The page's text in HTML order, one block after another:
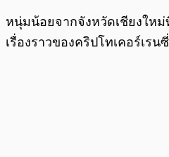
หนุ่มน้อยจากจังหวัดเชียงใหม่
เรื่องราวของคริปโทเคอร์เร